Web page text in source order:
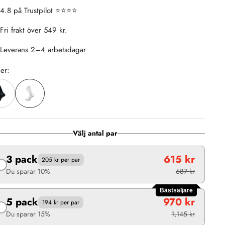
4.8 på Trustpilot ⭐️⭐️⭐️⭐️
Fri frakt över 549 kr.
Leverans 2–4 arbetsdagar
Välj antal par
3 pack 205 kr per par
Du sparar 10%
615 kr
687 kr
Bästsäljare
5 pack 194 kr per par
Du sparar 15%
970 kr
1,145 kr